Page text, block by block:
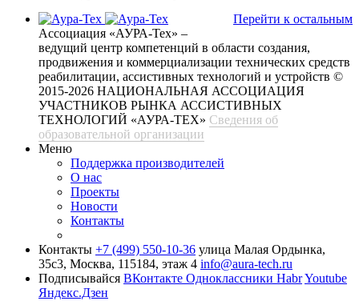
Перейти к остальным
Ассоциация «АУРА-Тех» –
ведущий центр компетенций в области создания,
продвижения и коммерциализации технических средств
реабилитации, ассистивных технологий и устройств ©
2015-2026 НАЦИОНАЛЬНАЯ АССОЦИАЦИЯ
УЧАСТНИКОВ РЫНКА АССИСТИВНЫХ
ТЕХНОЛОГИЙ «АУРА-ТЕХ» Сведения об
образовательной организации
Меню
Поддержка производителей
О нас
Проекты
Новости
Контакты
Контакты +7 (499) 550-10-36 улица Малая Ордынка,
35с3, Москва, 115184, этаж 4 info@aura-tech.ru
Подписывайся ВКонтакте Одноклассники HabrYoutube
Яндекс.Дзен